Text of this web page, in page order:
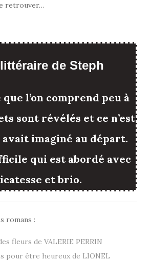
retrouver…
de Steph
l’on comprend peu à
sont révélés et ce n’est
avait imaginé au départ.
qui est abordé avec
et brio.
romans :
fleurs de VALERIE PERRIN
pour être heureux de LIONEL